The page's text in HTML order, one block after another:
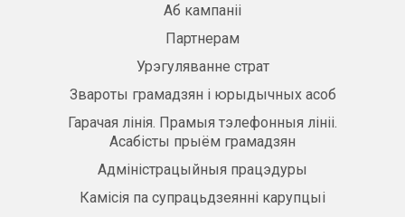
Аб кампаніі
Партнерам
Урэгуляванне страт
Звароты грамадзян і юрыдычных асоб
Гарачая лінія. Прамыя тэлефонныя лініі.
Асабісты прыём грамадзян
Адміністрацыйныя працэдуры
Камісія па супрацьдзеянні карупцыі